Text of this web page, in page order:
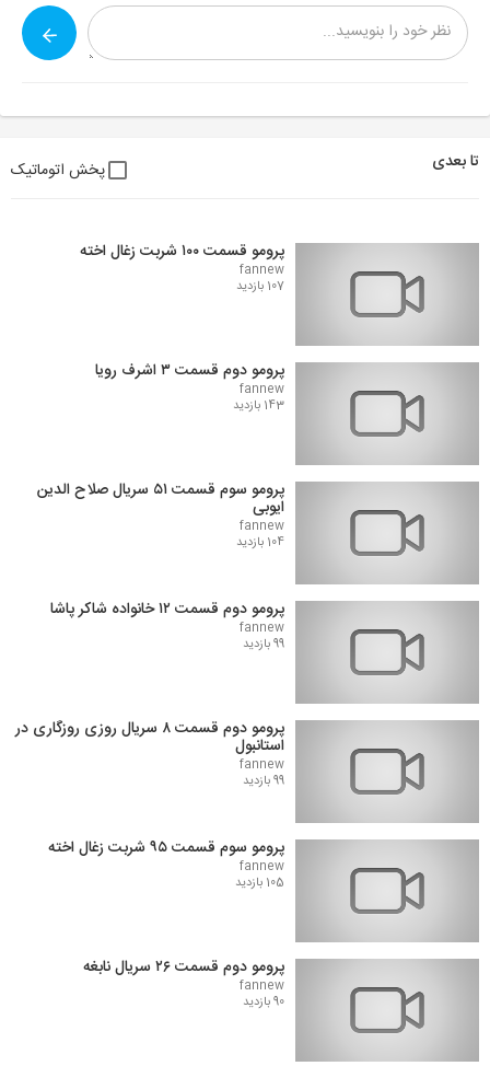
تا بعدی پخش اتوماتیک
پرومو قسمت ۱۰۰ شربت زغال اخته
fannew
107 بازدید
پرومو دوم قسمت ۳ اشرف رویا
fannew
143 بازدید
پرومو سوم قسمت ۵۱ سریال صلاح الدین
ایوبی
fannew
104 بازدید
پرومو دوم قسمت ۱۲ خانواده شاکر پاشا
fannew
99 بازدید
پرومو دوم قسمت ۸ سریال روزی روزگاری در
استانبول
fannew
99 بازدید
پرومو سوم قسمت ۹۵ شربت زغال اخته
fannew
105 بازدید
پرومو دوم قسمت ۲۶ سریال نابغه
fannew
90 بازدید